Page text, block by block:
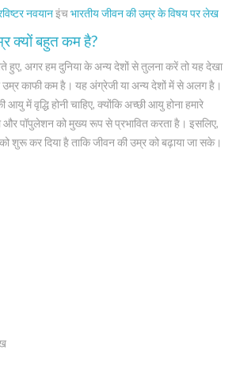
नवयानइंचभारतीय जीवन की उम्र के विषय पर लेख
क्यों बहुत कम है?
हुए, अगर हम दुनिया के अन्य देशों से तुलना करें तो यह देखा
उम्र काफी कम है। यह अंग्रेजी या अन्य देशों में से अलग है।
में वृद्धि होनी चाहिए, क्योंकि अच्छी आयु होना हमारे
और पॉपुलेशन को मुख्य रूप से प्रभावित करता है। इसलिए,
शुरू कर दिया है ताकि जीवन की उम्र को बढ़ाया जा सके।